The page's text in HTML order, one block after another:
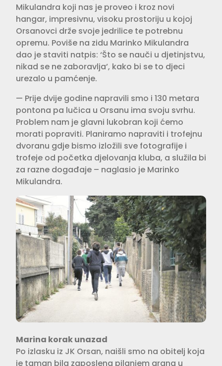
Mikulandra koji nas je proveo i kroz novi
hangar, impresivnu, visoku prostoriju u kojoj
Orsanovci drže svoje jedrilice te potrebnu
opremu. Poviše na zidu Marinko Mikulandra
dao je staviti natpis: ‘Što se nauči u djetinjstvu,
nikad se ne zaboravlja’, kako bi se to djeci
urezalo u pamćenje.
— Prije dvije godine napravili smo i 130 metara
pontona pa lučica u Orsanu ima svoju svrhu.
Problem nam je glavni lukobran koji ćemo
morati popraviti. Planiramo napraviti i trofejnu
dvoranu gdje bismo izložili sve fotografije i
trofeje od početka djelovanja kluba, a služila bi
za razne događaje – naglasio je Marinko
Mikulandra.
Marina korak unazad
Po izlasku iz JK Orsan, naišli smo na obitelj koja
je taman bila zaposlena pilanjem grana u